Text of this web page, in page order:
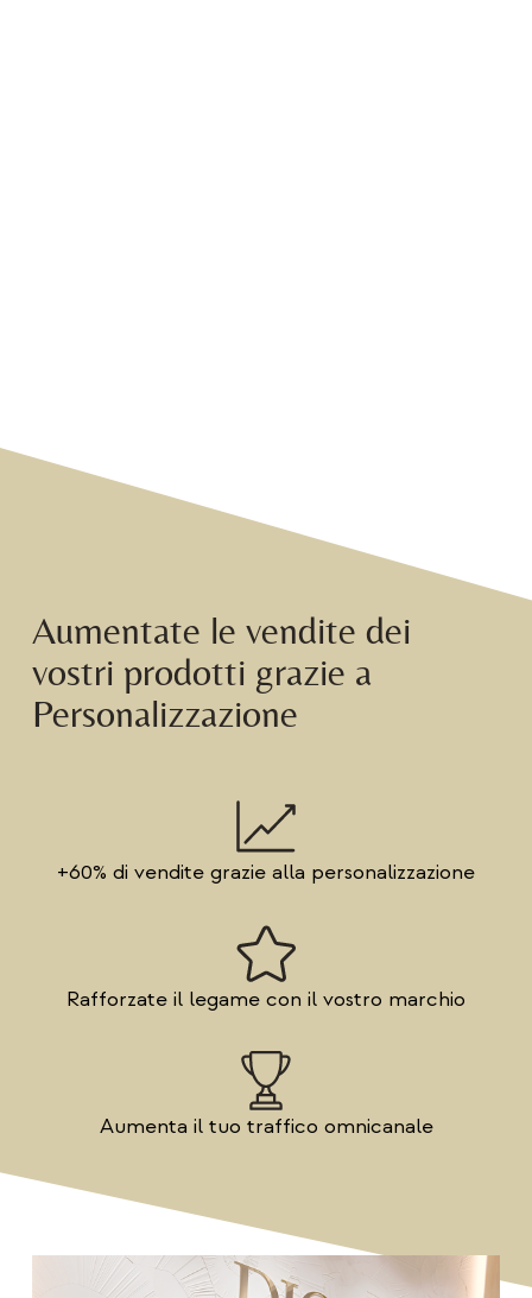
Aumentate le vendite dei
vostri prodotti grazie a
Personalizzazione
+60% di vendite grazie alla personalizzazione
Rafforzate il legame con il vostro marchio
Aumenta il tuo traffico omnicanale